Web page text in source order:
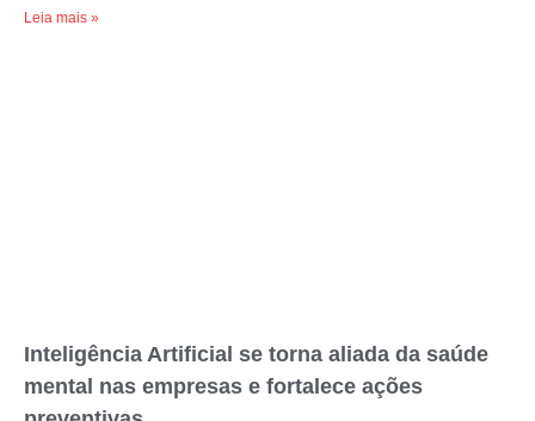
Leia mais »
Inteligência Artificial se torna aliada da saúde
mental nas empresas e fortalece ações